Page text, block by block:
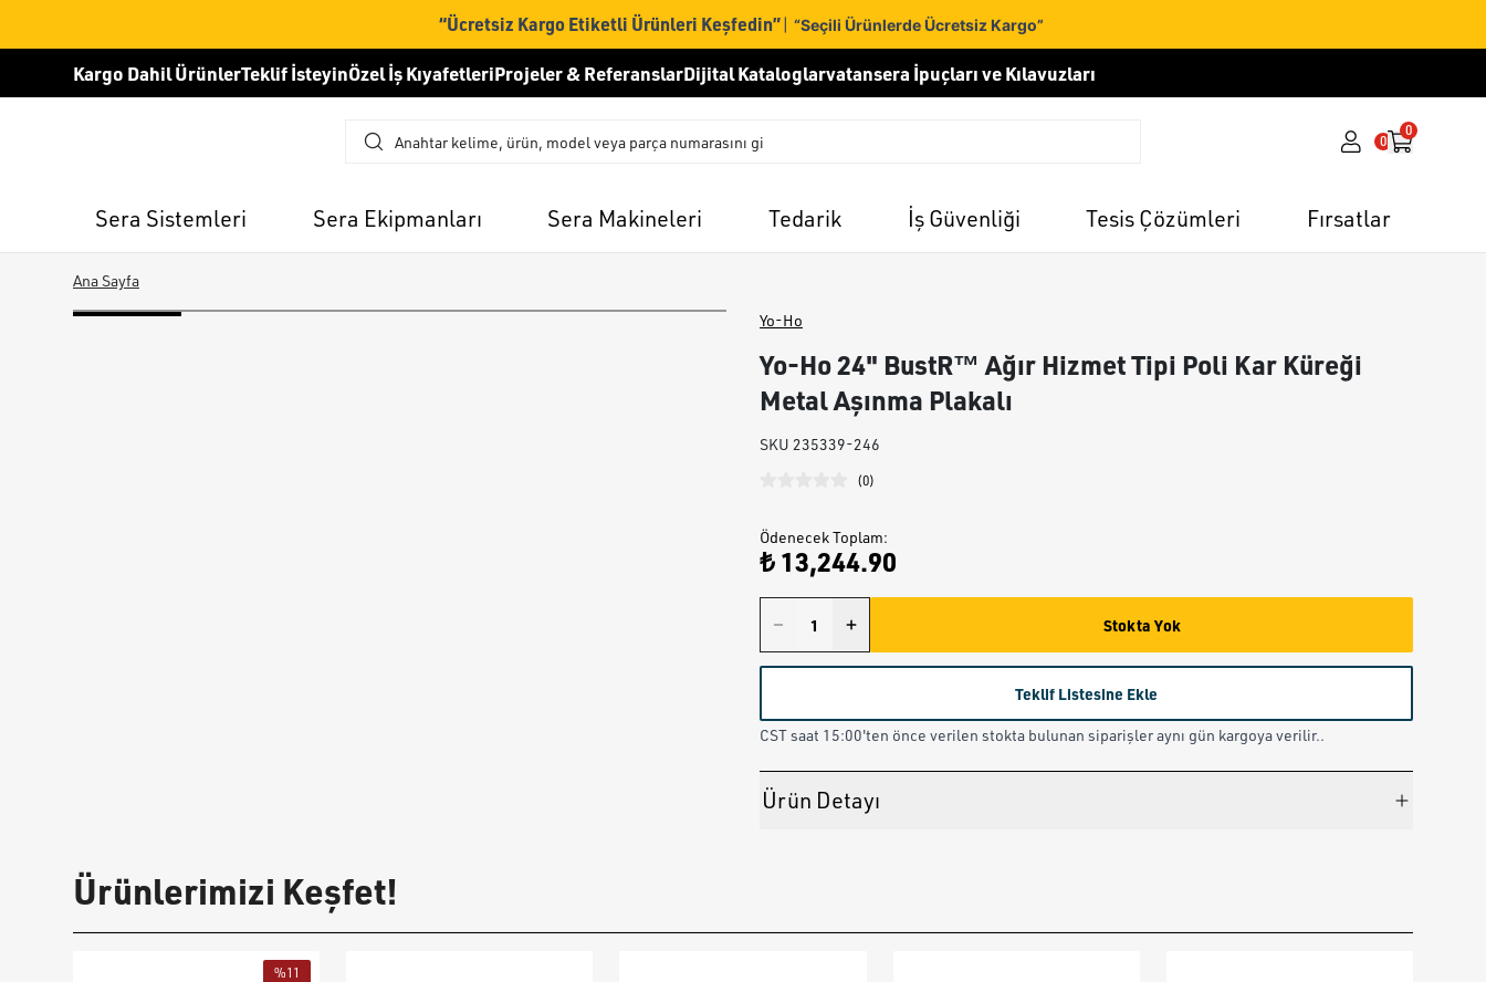
“Ücretsiz Kargo Etiketli Ürünleri Keşfedin”| “Seçili Ürünlerde Ücretsiz Kargo”
Kargo Dahil ÜrünlerTeklif İsteyinÖzel İş KıyafetleriProjeler & ReferanslarDijital Kataloglarvatansera İpuçları ve Kılavuzları
0
0
Sera Sistemleri Sera Ekipmanları Sera Makineleri Tedarik İş Güvenliği Tesis Çözümleri Fırsatlar
Ana Sayfa
Yo-Ho
Yo-Ho 24" BustR™ Ağır Hizmet Tipi Poli Kar Küreği
Metal Aşınma Plakalı
SKU 235339-246
(0)
Ödenecek Toplam:
₺ 13,244.90
Stokta Yok
Teklif Listesine Ekle
CST saat 15:00'ten önce verilen stokta bulunan siparişler aynı gün kargoya verilir..
Ürün Detayı
Ürünlerimizi Keşfet!
%11